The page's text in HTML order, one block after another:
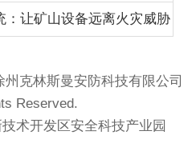
：让矿山设备远离火灾威胁
克林斯曼安防科技有限公司
Reserved.
术开发区安全科技产业园